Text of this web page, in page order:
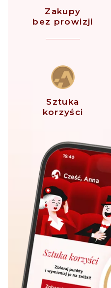
Zakupy
bez prowizji
Sztuka
korzyści